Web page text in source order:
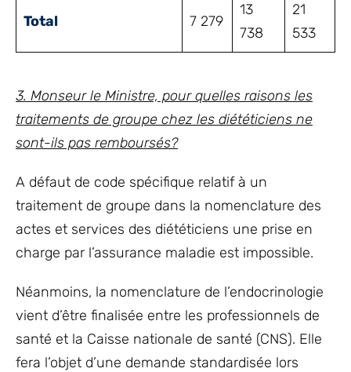
Total 7 279
13
738
21
533
3. Monseur le Ministre, pour quelles raisons les
traitements de groupe chez les diététiciens ne
sont-ils pas remboursés?
A défaut de code spécifique relatif à un
traitement de groupe dans la nomenclature des
actes et services des diététiciens une prise en
charge par l’assurance maladie est impossible.
Néanmoins, la nomenclature de l’endocrinologie
vient d’être finalisée entre les professionnels de
santé et la Caisse nationale de santé (CNS). Elle
fera l’objet d’une demande standardisée lors